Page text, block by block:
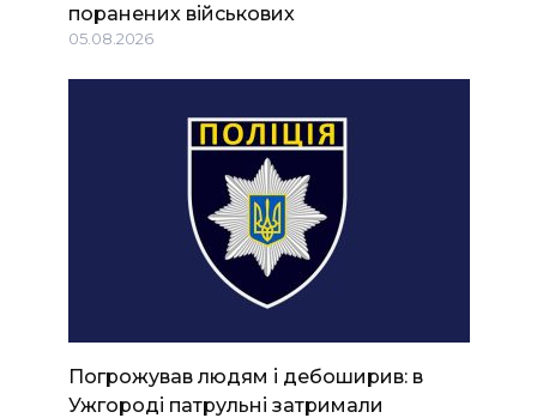
поранених військових
05.08.2026
Погрожував людям і дебоширив: в
Ужгороді патрульні затримали